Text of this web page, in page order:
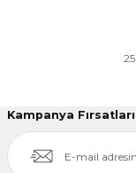
Kampanya